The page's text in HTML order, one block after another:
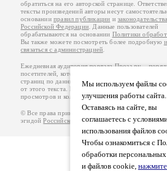
Мы используем файлы
улучшения работы сайта.
Оставаясь на сайте, вы
соглашаетесь с
использования файлов
Чтобы ознакомиться с
обработки
и файлов cookie, нажмите
обратиться на его авторской странице.
тексты произведений авторы несут
основанииправил публикации изаконодательства
Российской Федерации . Данные пользователей
обрабатываются на основании Политики
Вы также можете посмотреть более подробную
связаться с администрацией
Ежедневная аудитория портала Проза.ру –
посетителей, которые в общей сумме
страниц по данным счетчика посещаемости,
от этого текста. В каждой графе указано по две
просмотров и количество посетителей.
© Все права принадлежат авторам, 2000-2026.
эгидойРоссийского союза писателей.18+